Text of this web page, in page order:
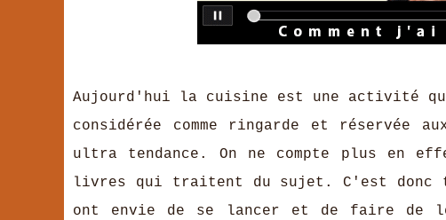
Aujourd'hui la cuisine est une activité
considérée comme ringarde et réservée
ultra tendance. On ne compte plus en
livres qui traitent du sujet. C'est donc
ont envie de se lancer et de faire de